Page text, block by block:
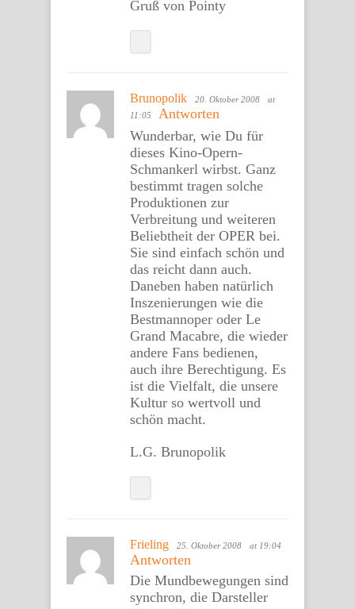
Gruß von Pointy
Brunopolik 20. Oktober 2008
at
11:05
Antworten
Wunderbar, wie Du für
dieses Kino-Opern-
Schmankerl wirbst. Ganz
bestimmt tragen solche
Produktionen zur
Verbreitung und weiteren
Beliebtheit der OPER bei.
Sie sind einfach schön und
das reicht dann auch.
Daneben haben natürlich
Inszenierungen wie die
Bestmannoper oder Le
Grand Macabre, die wieder
andere Fans bedienen,
auch ihre Berechtigung. Es
ist die Vielfalt, die unsere
Kultur so wertvoll und
schön macht.
L.G. Brunopolik
Frieling 25. Oktober 2008 at 19:04
Antworten
Die Mundbewegungen sind
synchron, die Darsteller